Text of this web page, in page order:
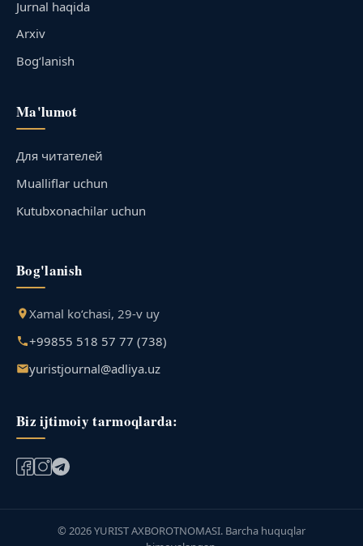
Jurnal haqida
Arxiv
Bog‘lanish
Ma'lumot
Для читателей
Mualliflar uchun
Kutubxonachilar uchun
Bog'lanish
Xamal ko‘chasi, 29-v uy
+99855 518 57 77 (738)
yuristjournal@adliya.uz
Biz ijtimoiy tarmoqlarda:
© 2026 YURIST AXBOROTNOMASI. Barcha huquqlar